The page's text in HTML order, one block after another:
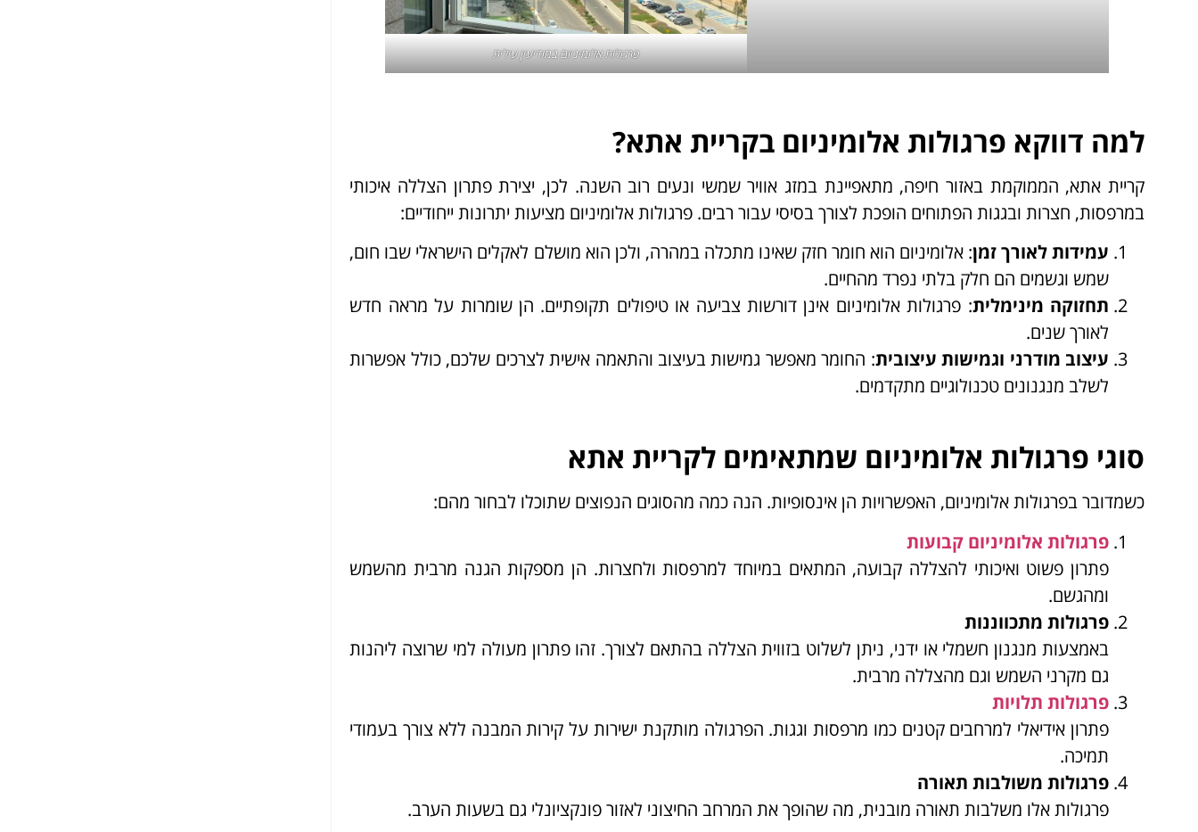
פרגולות אלומיניום במודיעין עילית
למה דווקא פרגולות אלומיניום בקריית אתא?
קריית אתא, הממוקמת באזור חיפה, מתאפיינת במזג אוויר שמשי ונעים רוב השנה. לכן, יצירת פתרון הצללה איכותי
במרפסות, חצרות ובגגות הפתוחים הופכת לצורך בסיסי עבור רבים. פרגולות אלומיניום מציעות יתרונות ייחודיים:
עמידות לאורך זמן: אלומיניום הוא חומר חזק שאינו מתכלה במהרה, ולכן הוא מושלם לאקלים הישראלי שבו חום,
שמש וגשמים הם חלק בלתי נפרד מהחיים.
תחזוקה מינימלית: פרגולות אלומיניום אינן דורשות צביעה או טיפולים תקופתיים. הן שומרות על מראה חדש
לאורך שנים.
עיצוב מודרני וגמישות עיצובית: החומר מאפשר גמישות בעיצוב והתאמה אישית לצרכים שלכם, כולל אפשרות
לשלב מנגנונים טכנולוגיים מתקדמים.
סוגי פרגולות אלומיניום שמתאימים לקריית אתא
כשמדובר בפרגולות אלומיניום, האפשרויות הן אינסופיות. הנה כמה מהסוגים הנפוצים שתוכלו לבחור מהם:
פרגולות אלומיניום קבועות
פתרון פשוט ואיכותי להצללה קבועה, המתאים במיוחד למרפסות ולחצרות. הן מספקות הגנה מרבית מהשמש
ומהגשם.
פרגולות מתכווננות
באמצעות מנגנון חשמלי או ידני, ניתן לשלוט בזווית הצללה בהתאם לצורך. זהו פתרון מעולה למי שרוצה ליהנות
גם מקרני השמש וגם מהצללה מרבית.
פרגולות תלויות
פתרון אידיאלי למרחבים קטנים כמו מרפסות וגגות. הפרגולה מותקנת ישירות על קירות המבנה ללא צורך בעמודי
תמיכה.
פרגולות משולבות תאורה
פרגולות אלו משלבות תאורה מובנית, מה שהופך את המרחב החיצוני לאזור פונקציונלי גם בשעות הערב.